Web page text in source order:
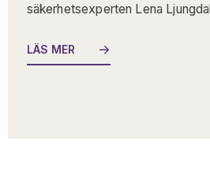
säkerhetsexperten Lena
LÄS MER